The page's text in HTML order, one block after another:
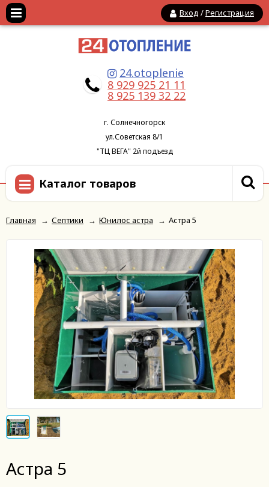
Вход /Регистрация
24.otoplenie
8 929 925 21 11
8 925 139 32 22
г. Солнечногорск
ул.Советская 8/1
"ТЦ ВЕГА" 2й подъезд
Каталог товаров
Главная → Септики → Юнилос астра → Астра 5
Астра 5